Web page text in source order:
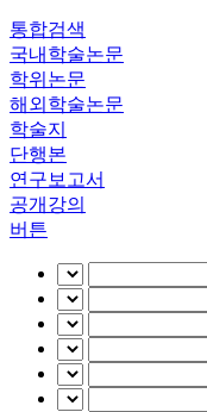
통합검색
국내학술논문
학위논문
해외학술논문
학술지
단행본
연구보고서
공개강의
버튼